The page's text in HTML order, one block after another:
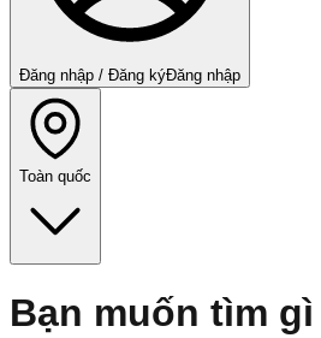
Đăng nhập / Đăng kýĐăng nhập
Toàn quốc
Bạn muốn tìm